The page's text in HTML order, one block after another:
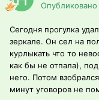
Опубликовано
Сегодня прогулка
зеркале. Он сел на
курлыкать что то
как бы не отпала),
него. Потом
минут уговоров не